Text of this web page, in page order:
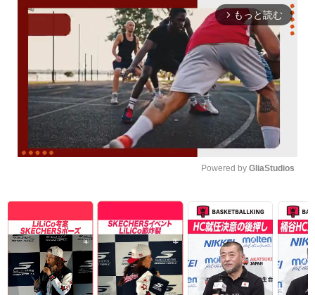
arrow_forward_ios もっと読む
Powered by GliaStudios